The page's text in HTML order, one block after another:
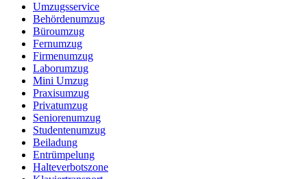
Umzugsservice
Behördenumzug
Büroumzug
Fernumzug
Firmenumzug
Laborumzug
Mini Umzug
Praxisumzug
Privatumzug
Seniorenumzug
Studentenumzug
Beiladung
Entrümpelung
Halteverbotszone